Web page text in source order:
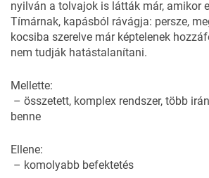
nyilván a tolvajok is látták már, amikor
Tímárnak, kapásból rávágja: persze,
kocsiba szerelve már képtelenek
nem tudják hatástalanítani.
Mellette:
– összetett, komplex rendszer, több
benne
Ellene:
– komolyabb befektetés